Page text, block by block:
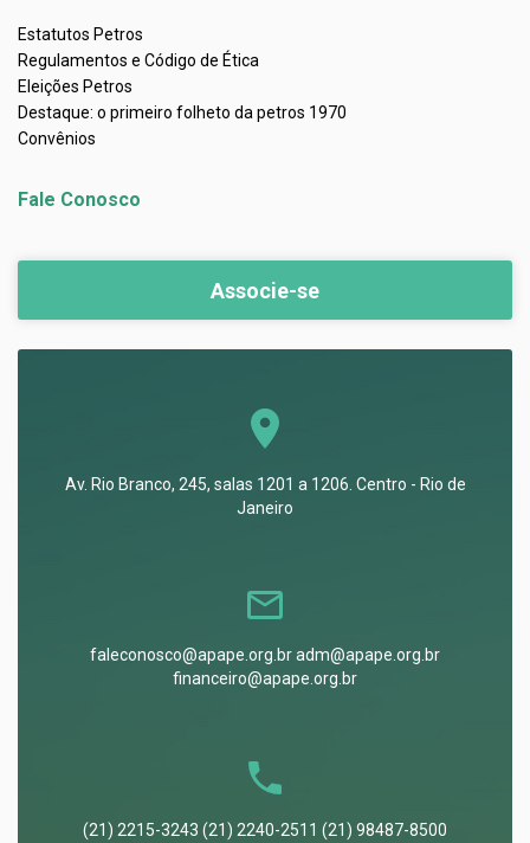
Estatutos Petros
Regulamentos e Código de Ética
Eleições Petros
Destaque: o primeiro folheto da petros 1970
Convênios
Fale Conosco
Associe-se
Av. Rio Branco, 245, salas 1201 a 1206. Centro - Rio de
Janeiro
faleconosco@apape.org.br adm@apape.org.br
financeiro@apape.org.br
(21) 2215-3243 (21) 2240-2511 (21) 98487-8500